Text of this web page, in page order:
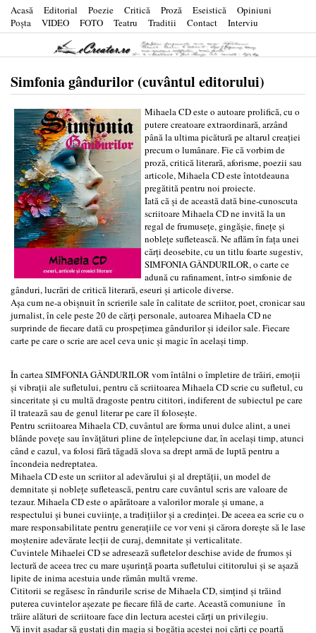
Acasă Editorial Poezie Critică Proză Eseistică
Opiniuni
Poşta
VIDEO FOTO Teatru Traditii Contact Interviu
Simfonia gândurilor (cuvântul editorului)
Mihaela CD este o autoare prolifică, cu o
putere creatoare extraordinară, arzând
până la ultima picătură pe altarul creației
precum o lumânare. Fie că vorbim de
proză, critică literară, aforisme, poezii sau
articole, Mihaela CD este întotdeauna
pregătită pentru noi proiecte.
Iată că și de această dată bine-cunoscuta
scriitoare Mihaela CD ne invită la un
regal de frumusețe, gingășie, finețe și
noblețe sufletească. Ne aflăm în fața unei
cărți deosebite, cu un titlu foarte sugestiv,
SIMFONIA GÂNDURILOR, o carte ce
adună cu rafinament, într-o simfonie de
gânduri, lucrări de critică literară, eseuri și articole diverse.
Așa cum ne-a obișnuit în scrierile sale în calitate de scriitor, poet, cronicar sau
jurnalist, în cele peste 20 de cărți personale, autoarea Mihaela CD ne
surprinde de fiecare dată cu prospețimea gândurilor şi ideilor sale. Fiecare
carte pe care o scrie are acel ceva unic și magic în același timp.
În cartea SIMFONIA GÂNDURILOR vom întâlni o împletire de trăiri, emoții
și vibrații ale sufletului, pentru că scriitoarea Mihaela CD scrie cu sufletul, cu
sinceritate și cu multă dragoste pentru cititori, indiferent de subiectul pe care
îl tratează sau de genul literar pe care îl folosește.
Pentru scriitoarea Mihaela CD, cuvântul are forma unui dulce alint, a unei
blânde povețe sau învățături pline de înțelepciune dar, în același timp, atunci
când e cazul, va folosi fără tăgadă slova sa drept armă de luptă pentru a
încondeia nedreptatea.
Mihaela CD este un scriitor al adevărului și al dreptății, un model de
demnitate și noblețe sufletească, pentru care cuvântul scris are valoare de
tezaur. Mihaela CD este o apărătoare a valorilor morale și umane, a
respectului și bunei cuviințe, a tradițiilor și a credinței. De aceea ea scrie cu o
mare responsabilitate pentru generațiile ce vor veni și cărora dorește să le lase
moștenire adevărate lecții de curaj, demnitate și verticalitate.
Cuvintele Mihaelei CD se adresează sufletelor deschise avide de frumos și
lectură de aceea trec cu mare ușurință poarta sufletului cititorului și se așază
lipite de inima acestuia unde rămân multă vreme.
Cititorii se regăsesc în rândurile scrise de Mihaela CD, simțind și trăind
puterea cuvintelor așezate pe fiecare filă de carte. Această comuniune în
trăire alături de scriitoare face din lectura acestei cărți un privilegiu.
Vă invit așadar să gustați din magia și bogăția acestei noi cărți ce poartă